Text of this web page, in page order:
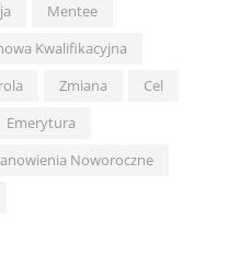
Mentee
Kwalifikacyjna
Zmiana
Cel
Emerytura
Noworoczne